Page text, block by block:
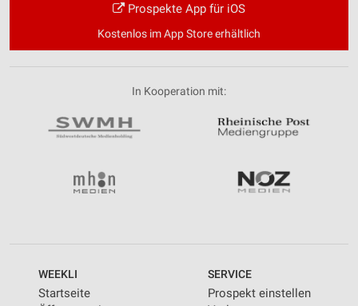
Prospekte App für iOS
Kostenlos im App Store erhältlich
In Kooperation mit:
WEEKLI
Startseite
SERVICE
Prospekt einstellen